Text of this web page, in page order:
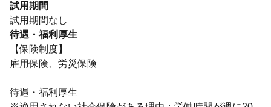
試用期間
試用期間なし
待遇・福利厚生
【保険制度】
雇用保険、労災保険
待遇・福利厚生